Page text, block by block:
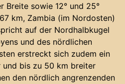
Breite sowie 12° und 25°
km, Zambia (im Nordosten)
auf der Nordhalbkugel
und des nördlichen
erstreckt sich zudem ein
und bis zu 50 km breiter
den nördlich angrenzenden